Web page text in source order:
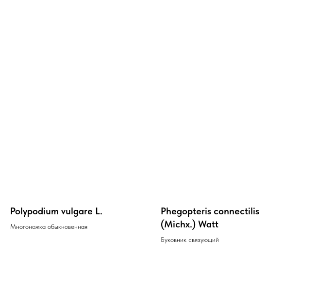
Polypodium vulgare L.
Многоножка обыкновенная
Phegopteris connectilis
(Michx.) Watt
Буковник связующий